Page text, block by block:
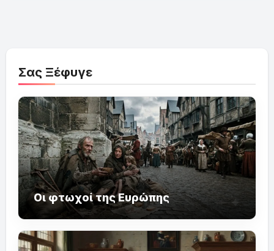
Σας Ξέφυγε
Οι φτωχοί της Ευρώπης